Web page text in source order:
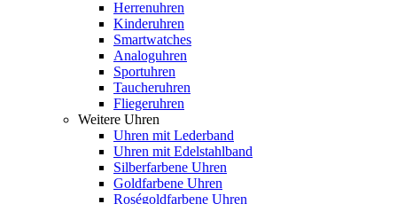
Herrenuhren
Kinderuhren
Smartwatches
Analoguhren
Sportuhren
Taucheruhren
Fliegeruhren
Weitere Uhren
Uhren mit Lederband
Uhren mit Edelstahlband
Silberfarbene Uhren
Goldfarbene Uhren
Roségoldfarbene Uhren